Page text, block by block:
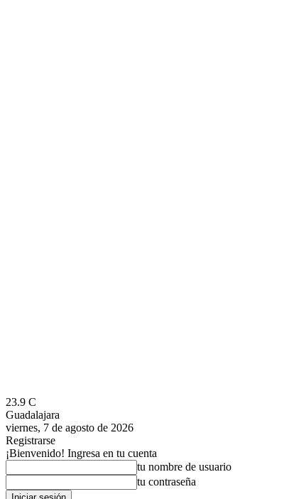
23.9 C
Guadalajara
viernes, 7 de agosto de 2026
Registrarse
¡Bienvenido! Ingresa en tu cuenta
tu nombre de usuario
tu contraseña